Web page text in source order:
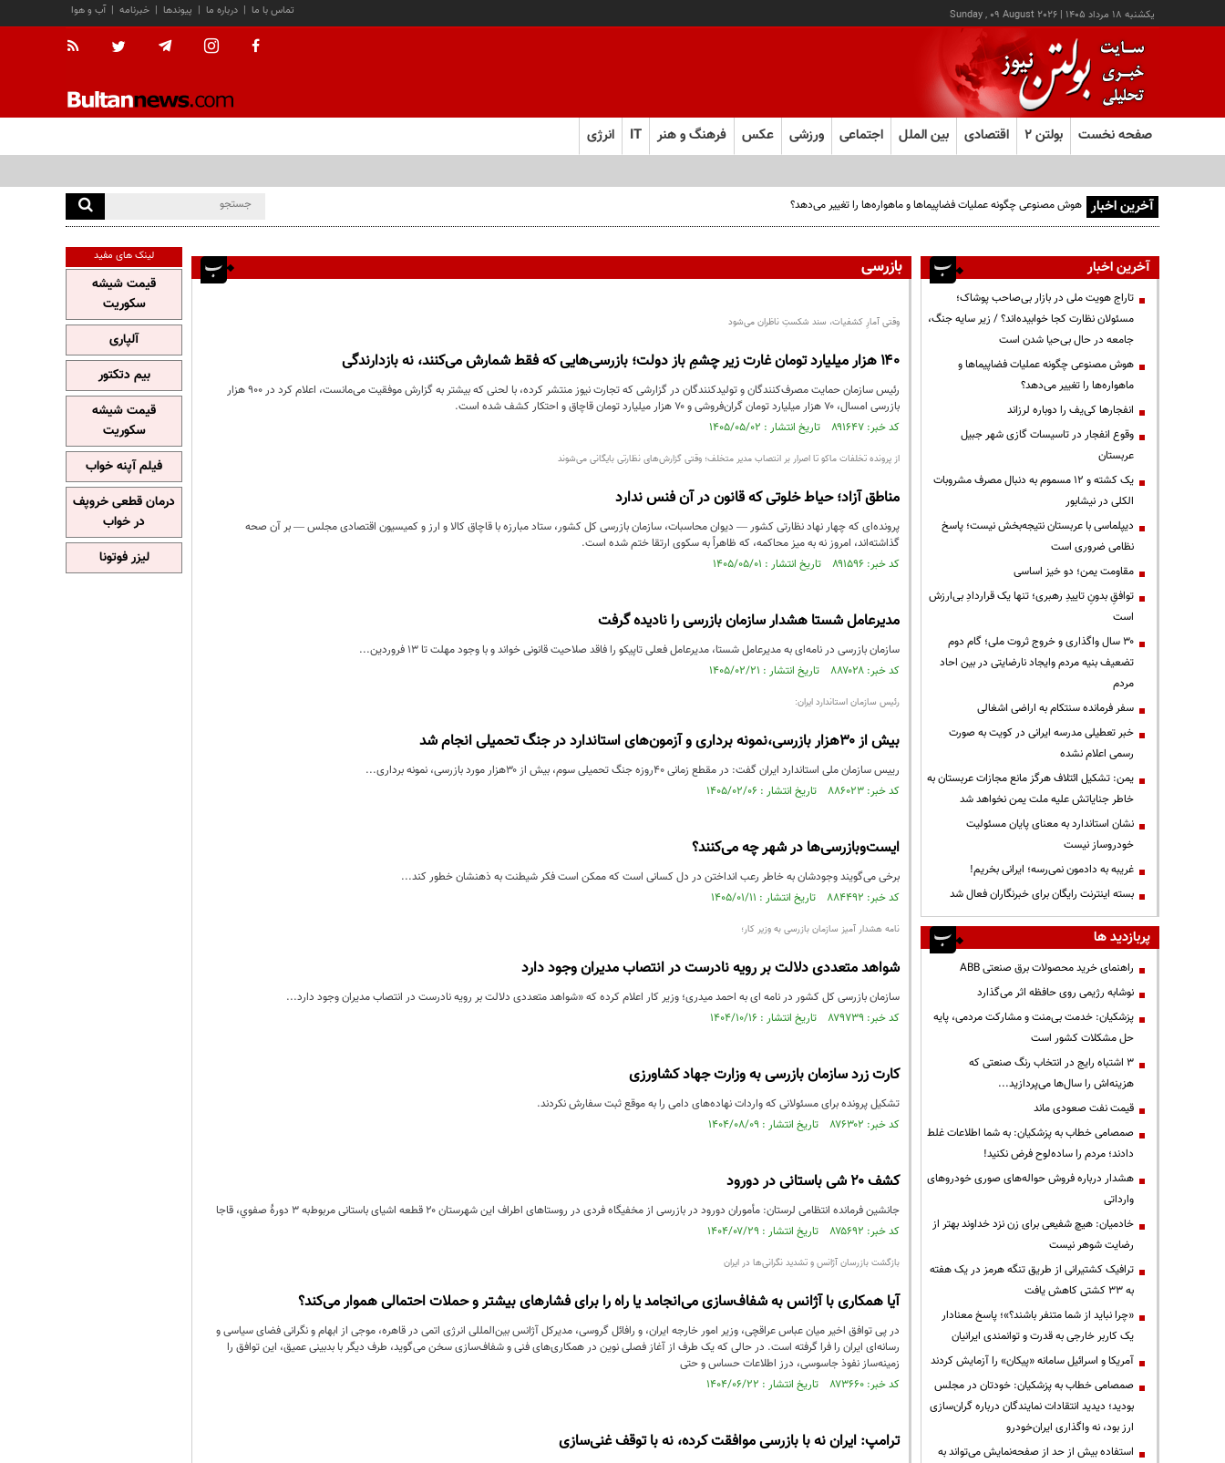
يکشنبه ۱۸ مرداد ۱۴۰۵ |
Sunday , 09 August 2026 آب و هوا | خبرنامه | پیوندها | درباره ما | تماس با ما
صفحه نخست بولتن ۲ اقتصادی بین الملل اجتماعی ورزشی عکس فرهنگ و هنر IT انرژی
آخرین اخبار
بازرسی
وقتی آمارِ کشفیات، سند شکستِ ناظران می‌شود
۱۴۰ هزار میلیارد تومان غارت زیر چشمِ باز دولت؛ بازرسی‌هایی که فقط شمارش می‌کنند، نه بازدارندگی
رئیس سازمان حمایت مصرف‌کنندگان و تولیدکنندگان در گزارشی که تجارت نیوز منتشر کرده، با لحنی که بیشتر به گزارش موفقیت می‌مانست، اعلام کرد در ۹۰۰ هزار
بازرسی امسال، ۷۰ هزار میلیارد تومان گران‌فروشی و ۷۰ هزار میلیارد تومان قاچاق و احتکار کشف شده است.
کد خبر: ۸۹۱۶۴۷ تاریخ انتشار : ۱۴۰۵/۰۵/۰۲
از پرونده تخلفات ماکو تا اصرار بر انتصاب مدیر متخلف؛ وقتی گزارش‌های نظارتی بایگانی می‌شوند
مناطق آزاد؛ حیاط خلوتی که قانون در آن فنس ندارد
پرونده‌ای که چهار نهاد نظارتی کشور — دیوان محاسبات، سازمان بازرسی کل کشور، ستاد مبارزه با قاچاق کالا و ارز و کمیسیون اقتصادی مجلس — بر آن صحه
گذاشته‌اند، امروز نه به میز محاکمه، که ظاهراً به سکوی ارتقا ختم شده است.
کد خبر: ۸۹۱۵۹۶ تاریخ انتشار : ۱۴۰۵/۰۵/۰۱
مدیرعامل شستا هشدار سازمان بازرسی را نادیده گرفت
سازمان بازرسی در نامه‌ای به مدیرعامل شستا، مدیرعامل فعلی تاپیکو را فاقد صلاحیت قانونی خواند و با وجود مهلت تا ۱۳ فروردین...
کد خبر: ۸۸۷۰۲۸ تاریخ انتشار : ۱۴۰۵/۰۲/۲۱
رئیس سازمان استاندارد ایران:
بیش از ۳۰هزار بازرسی‌،نمونه برداری و آزمون‌های استاندارد در جنگ تحمیلی انجام شد
رییس سازمان ملی استاندارد ایران گفت: در مقطع زمانی ۴۰روزه جنگ تحمیلی سوم، بیش از ۳۰هزار مورد بازرسی، نمونه برداری...
کد خبر: ۸۸۶۰۲۳ تاریخ انتشار : ۱۴۰۵/۰۲/۰۶
ایست‌وبازرسی‌ها در شهر چه می‌کنند؟
برخی می‌گویند وجودشان به خاطر رعب‌ انداختن در دل کسانی است که ممکن است فکر شیطنت به ذهنشان خطور کند...
کد خبر: ۸۸۴۴۹۲ تاریخ انتشار : ۱۴۰۵/۰۱/۱۱
نامه هشدار آمیز سازمان بازرسی به وزیر کار؛
شواهد متعددی دلالت بر رویه نادرست در انتصاب مدیران وجود دارد
سازمان بازرسی کل کشور در نامه ای به احمد میدری؛ وزیر کار اعلام کرده که «شواهد متعددی دلالت بر رویه نادرست در انتصاب مدیران وجود دارد...
کد خبر: ۸۷۹۷۳۹ تاریخ انتشار : ۱۴۰۴/۱۰/۱۶
کارت زرد سازمان بازرسی به وزارت جهاد کشاورزی
تشکیل پرونده برای مسئولانی که واردات نهاده‌های دامی را به موقع ثبت سفارش نکردند.
کد خبر: ۸۷۶۳۰۲ تاریخ انتشار : ۱۴۰۴/۰۸/۰۹
کشف ۲۰ شی باستانی در دورود
جانشين فرمانده انتظامی لرستان: مأموران دورود در بازرسی از مخفيگاه فردی در روستاهای اطراف این شهرستان ۲۰ قطعه اشیای باستانی مربوط‌به ۳ دورهٔ صفوي، قاجا
کد خبر: ۸۷۵۶۹۲ تاریخ انتشار : ۱۴۰۴/۰۷/۲۹
بازگشت بازرسان آژانس و تشدید نگرانی‌ها در ایران
آیا همکاری با آژانس به شفاف‌سازی می‌انجامد یا راه را برای فشارهای بیشتر و حملات احتمالی هموار می‌کند؟
در پی توافق اخیر میان عباس عراقچی، وزیر امور خارجه ایران، و رافائل گروسی، مدیرکل آژانس بین‌المللی انرژی اتمی در قاهره، موجی از ابهام و نگرانی فضای سیاسی و
رسانه‌ای ایران را فرا گرفته است. در حالی که یک طرف از آغاز فصلی نوین در همکاری‌های فنی و شفاف‌سازی سخن می‌گوید، طرف دیگر با بدبینی عمیق، این توافق را
زمینه‌ساز نفوذ جاسوسی، درز اطلاعات حساس و حتی
کد خبر: ۸۷۳۶۶۰ تاریخ انتشار : ۱۴۰۴/۰۶/۲۲
ترامپ: ایران نه با بازرسی موافقت کرده، نه با توقف غنی‌سازی
آخرین اخبار
تاراج هویت ملی در بازار بی‌صاحب پوشاک؛
مسئولان نظارت کجا خوابیده‌اند؟ / زیر سایه جنگ،
جامعه در حال بی‌حیا شدن است
هوش مصنوعی چگونه عملیات فضاپیماها و
ماهواره‌ها را تغییر می‌دهد؟
انفجارها کی‌یف را دوباره لرزاند
وقوع انفجار در تاسیسات گازی شهر جبیل
عربستان
یک کشته و ۱۲ مسموم به دنبال مصرف مشروبات
الکلی در نیشابور
دیپلماسی با عربستان نتیجه‌بخش نیست؛ پاسخ
نظامی ضروری است
مقاومت یمن؛ دو خیز اساسی
توافقِ بدونِ تاییدِ رهبری؛ تنها یک قراردادِ بی‌ارزش
است
۳۰ سال واگذاری و خروج ثروت ملی؛ گام دوم
تضعیف بنیه مردم وایجاد نارضایتی در بین احاد
مردم
سفر فرمانده سنتکام به اراضی اشغالی
خبر تعطیلی مدرسه ایرانی در کویت به صورت
رسمی اعلام نشده
یمن: تشکیل ائتلاف هرگز مانع مجازات عربستان به
خاطر جنایاتش علیه ملت یمن نخواهد شد
نشان استاندارد به معنای پایان مسئولیت
خودروساز نیست
غریبه به دادمون نمی‌رسه؛ ایرانی بخریم!
بسته اینترنت رایگان برای خبرنگاران فعال شد
پربازدید ها
راهنمای خرید محصولات برق صنعتی ABB
نوشابه رژیمی روی حافظه اثر می‌گذارد
پزشکیان: خدمت بی‌منت و مشارکت مردمی، پایه
حل مشکلات کشور است
3 اشتباه رایج در انتخاب رنگ صنعتی که
هزینه‌اش را سال‌ها می‌پردازید...
قیمت نفت صعودی ماند
صمصامی خطاب به پزشکیان: به شما اطلاعات غلط
دادند؛ مردم را ساده‌لوح فرض نکنید!
هشدار درباره فروش حواله‌های صوری خودروهای
وارداتی
خادمیان: هیچ شفیعی برای زن نزد خداوند بهتر از
رضایت شوهر نیست
ترافیک کشتیرانی از طریق تنگه هرمز در یک هفته
به ۳۳ کشتی کاهش یافت
«چرا نباید از شما متنفر باشند؟»؛ پاسخ معنادار
یک کاربر خارجی به قدرت و توانمندی ایرانیان
آمریکا و اسرائیل سامانه «پیکان» را آزمایش کردند
صمصامی خطاب به پزشکیان: خودتان در مجلس
بودید؛ دیدید انتقادات نمایندگان درباره گران‌سازی
ارز بود، نه واگذاری ایران‌خودرو
استفاده بیش از حد از صفحه‌نمایش می‌تواند به
لینک های مفید
قیمت شیشه
سکوریت
آلپاری
بیم دتکتور
قیمت شیشه
سکوریت
فیلم آپنه خواب
درمان قطعی خروپف
در خواب
لیزر فوتونا